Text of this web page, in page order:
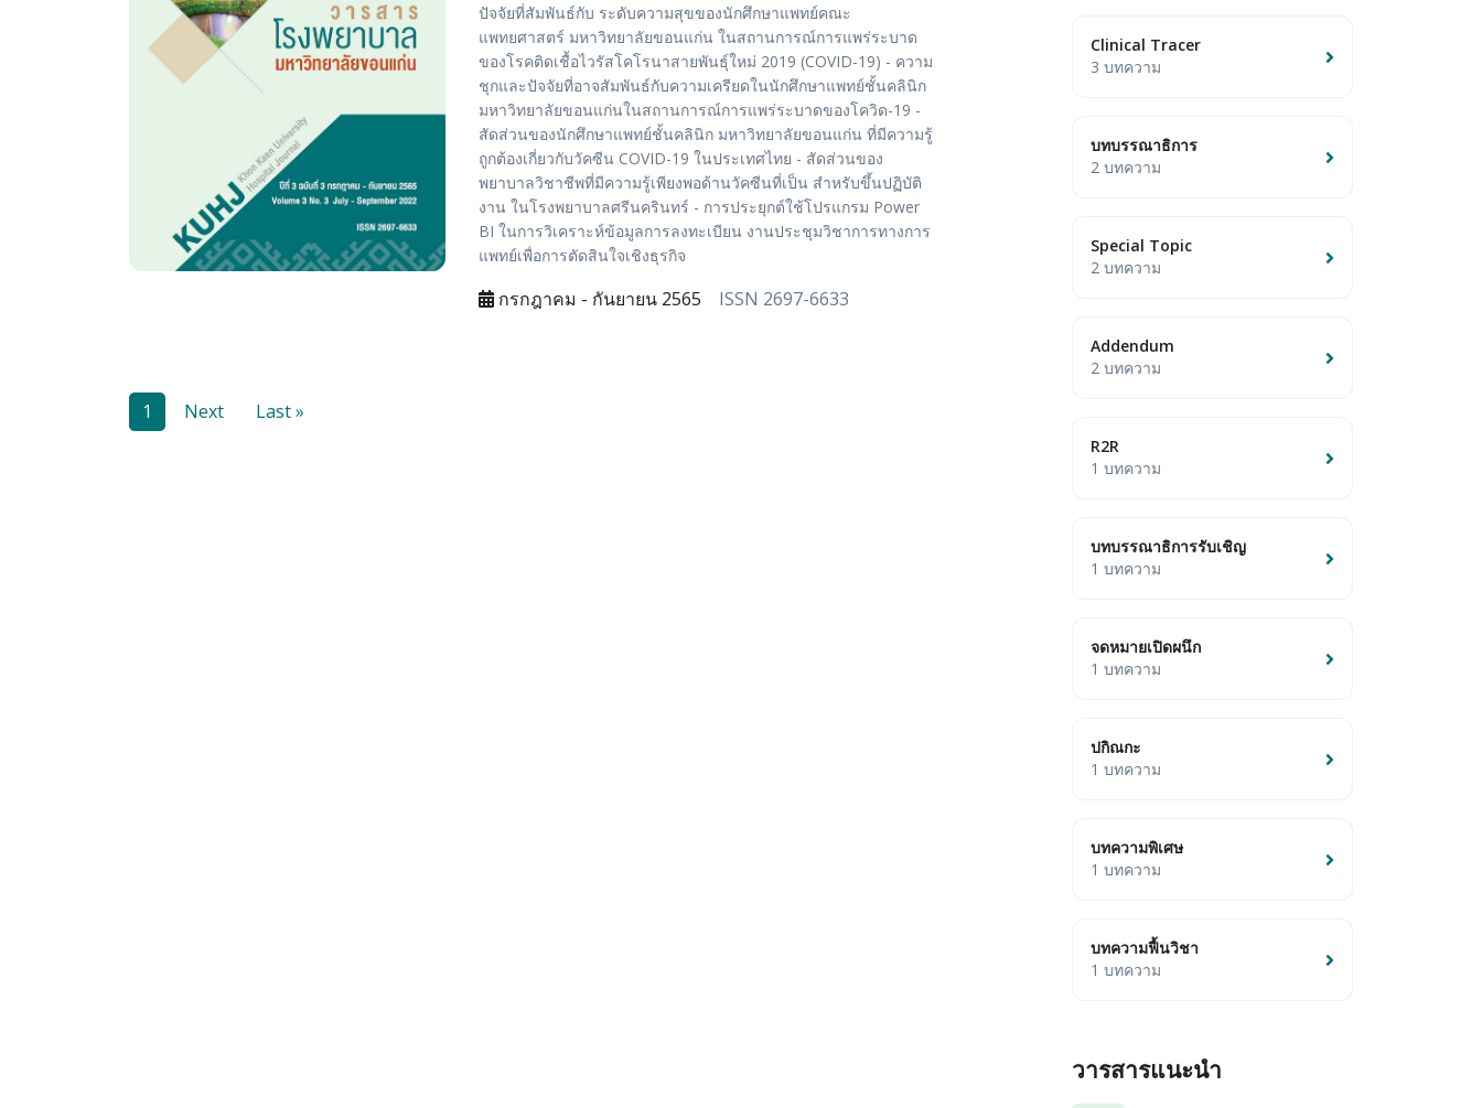
ปัจจัยที่สัมพันธ์กับ ระดับความสุขของนักศึกษาแพทย์คณะ
แพทยศาสตร์ มหาวิทยาลัยขอนแก่น ในสถานการณ์การแพร่ระบาด
ของโรคติดเชื้อไวรัสโคโรนาสายพันธุ์ใหม่ 2019 (COVID-19) - ความ
ชุกและปัจจัยที่อาจสัมพันธ์กับความเครียดในนักศึกษาแพทย์ชั้นคลินิก
มหาวิทยาลัยขอนแก่นในสถานการณ์การแพร่ระบาดของโควิด-19 -
สัดส่วนของนักศึกษาแพทย์ชั้นคลินิก มหาวิทยาลัยขอนแก่น ที่มีความรู้
ถูกต้องเกี่ยวกับวัคซีน COVID-19 ในประเทศไทย - สัดส่วนของ
พยาบาลวิชาชีพที่มีความรู้เพียงพอด้านวัคซีนที่เป็น สำหรับขึ้นปฏิบัติ
งาน ในโรงพยาบาลศรีนครินทร์ - การประยุกต์ใช้โปรแกรม Power
BI ในการวิเคราะห์ข้อมูลการลงทะเบียน งานประชุมวิชาการทางการ
แพทย์เพื่อการตัดสินใจเชิงธุรกิจ
กรกฎาคม - กันยายน 2565 ISSN 2697-6633
1 Next Last »
Clinical Tracer
3 บทความ
บทบรรณาธิการ
2 บทความ
Special Topic
2 บทความ
Addendum
2 บทความ
R2R
1 บทความ
บทบรรณาธิการรับเชิญ
1 บทความ
จดหมายเปิดผนึก
1 บทความ
ปกิณกะ
1 บทความ
บทความพิเศษ
1 บทความ
บทความฟื้นวิชา
1 บทความ
วารสารแนะนำ